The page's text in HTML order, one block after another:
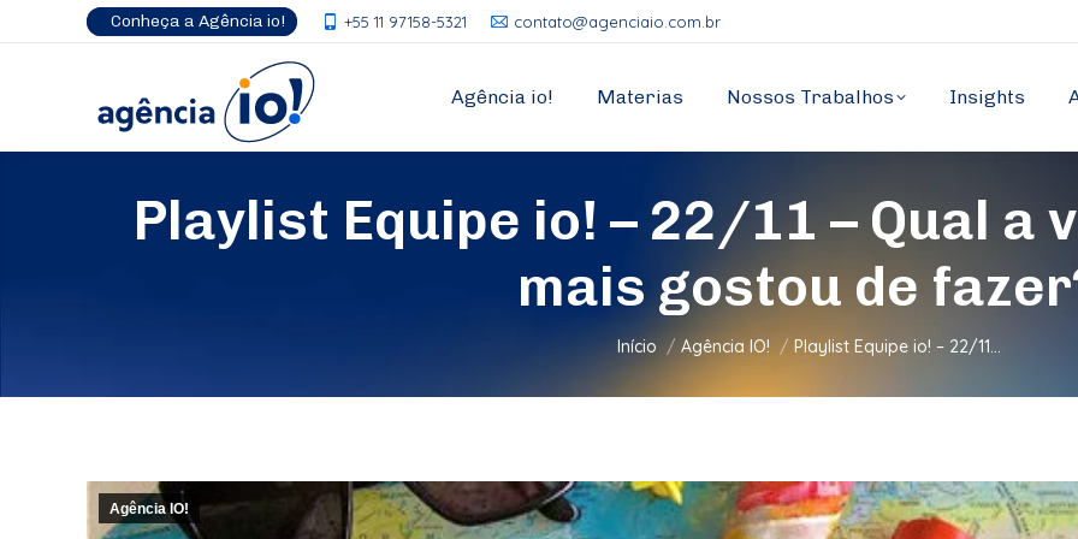
Conheça a Agência io! +55 11 97158-5321 contato@agenciaio.com.br
Agência io! Materias Nossos Trabalhos Insights
Playlist Equipe io! – 22/11 – Qual a
mais gostou de
Você está aqui:
Início Agência IO! Playlist Equipe io! – 22/11…
Agência IO!